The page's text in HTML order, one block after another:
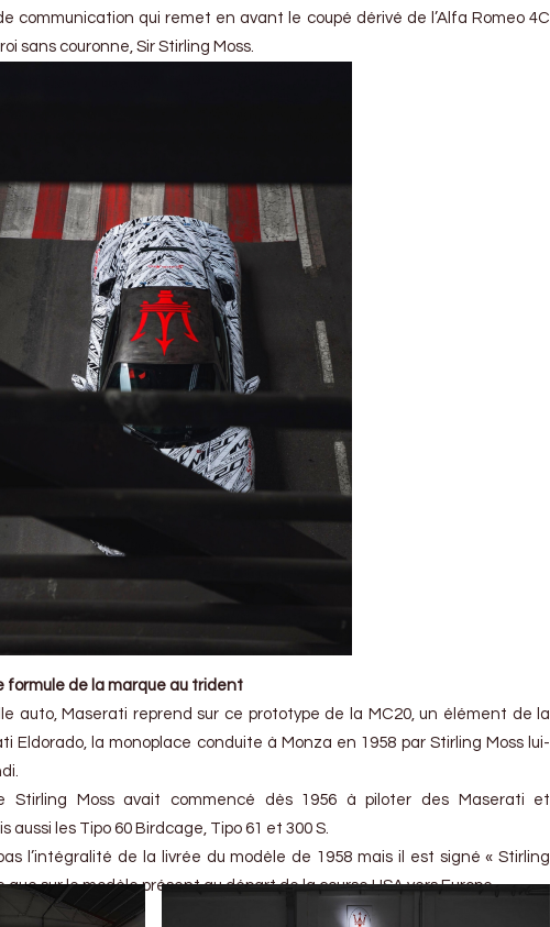
communication qui remet en avant le coupé dérivé de l’Alfa Romeo 4C
sans couronne, Sir Stirling Moss.
formule de la marque au trident
auto, Maserati reprend sur ce prototype de la MC20, un élément de la
Eldorado, la monoplace conduite à Monza en 1958 par Stirling Moss lui-
Stirling Moss avait commencé dès 1956 à piloter des Maserati et
les Tipo 60 Birdcage, Tipo 61 et 300 S.
l’intégralité de la livrée du modèle de 1958 mais il est signé « Stirling
sur le modèle présent au départ de la course USA vers Europe.